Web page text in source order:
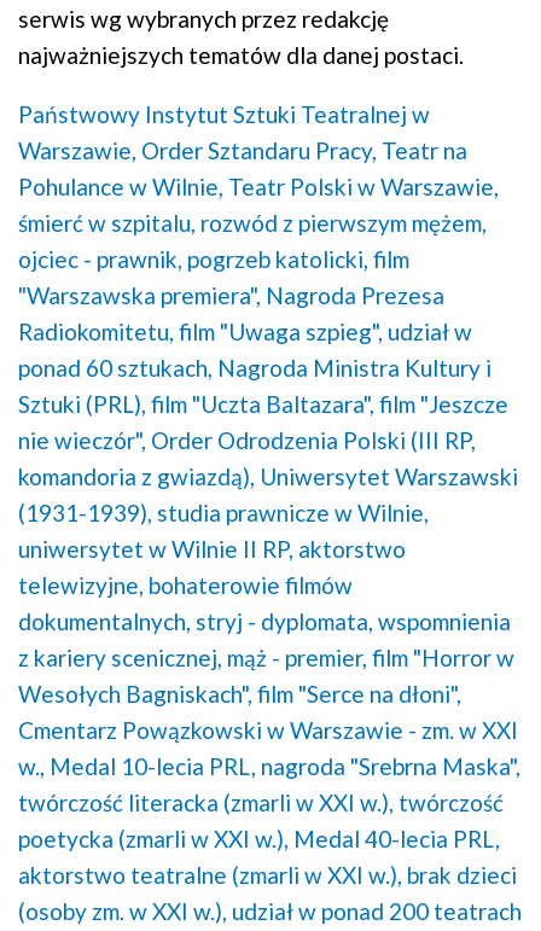
serwis wg wybranych przez redakcję
najważniejszych tematów dla danej postaci.
Państwowy Instytut Sztuki Teatralnej w
Warszawie, Order Sztandaru Pracy, Teatr na
Pohulance w Wilnie, Teatr Polski w Warszawie,
śmierć w szpitalu, rozwód z pierwszym mężem,
ojciec - prawnik, pogrzeb katolicki, film
"Warszawska premiera", Nagroda Prezesa
Radiokomitetu, film "Uwaga szpieg", udział w
ponad 60 sztukach, Nagroda Ministra Kultury i
Sztuki (PRL), film "Uczta Baltazara", film "Jeszcze
nie wieczór", Order Odrodzenia Polski (III RP,
komandoria z gwiazdą), Uniwersytet Warszawski
(1931-1939), studia prawnicze w Wilnie,
uniwersytet w Wilnie II RP, aktorstwo
telewizyjne, bohaterowie filmów
dokumentalnych, stryj - dyplomata, wspomnienia
z kariery scenicznej, mąż - premier, film "Horror w
Wesołych Bagniskach", film "Serce na dłoni",
Cmentarz Powązkowski w Warszawie - zm. w XXI
w., Medal 10-lecia PRL,
nagroda "Srebrna Maska",
twórczość literacka (zmarli w XXI w.), twórczość
poetycka (zmarli w XXI w.), Medal 40-lecia PRL,
aktorstwo teatralne (zmarli w XXI w.), brak dzieci
(osoby zm. w XXI w.), udział w ponad 200 teatrach